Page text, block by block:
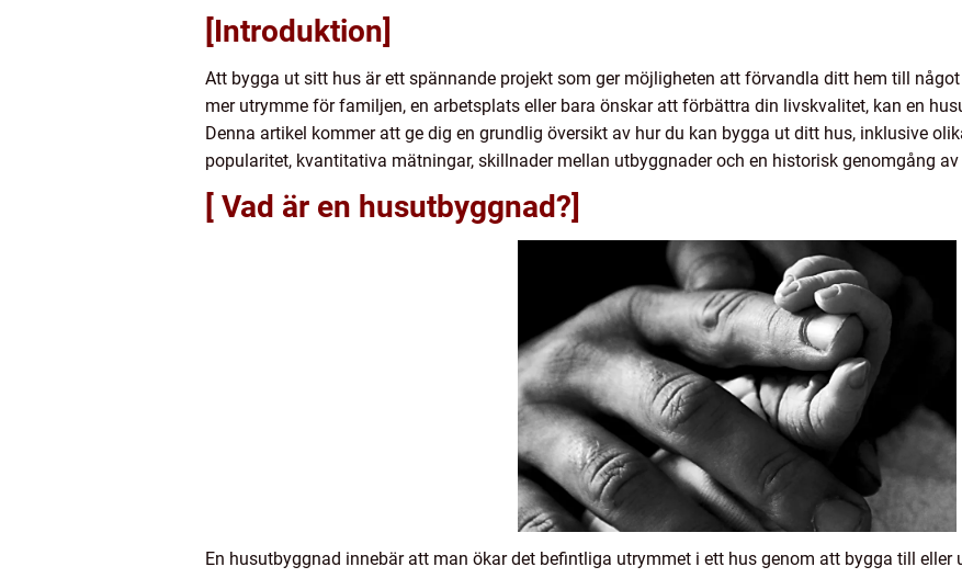
[Introduktion]
Att bygga ut sitt hus är ett spännande projekt som ger möjligheten att förvandla ditt hem till
mer utrymme för familjen, en arbetsplats eller bara önskar att förbättra din livskvalitet, kan en
Denna artikel kommer att ge dig en grundlig översikt av hur du kan bygga ut ditt hus, inklusive
popularitet, kvantitativa mätningar, skillnader mellan utbyggnader och en historisk genomgång
[ Vad är en husutbyggnad?]
En husutbyggnad innebär att man ökar det befintliga utrymmet i ett hus genom att bygga till eller